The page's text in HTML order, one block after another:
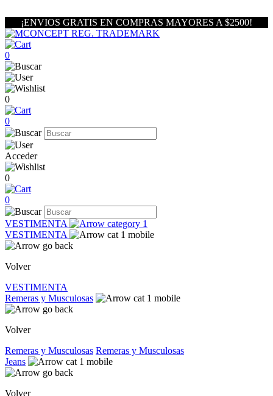
¡ENVIOS GRATIS EN COMPRAS MAYORES A $2500!
0
0
0
Acceder
0
0
VESTIMENTA
VESTIMENTA
Volver
VESTIMENTA
Remeras y Musculosas
Volver
Remeras y Musculosas Remeras y Musculosas
Jeans
Volver